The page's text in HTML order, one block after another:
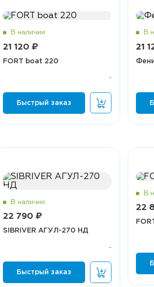
21 120 ₽
FORT boat 220
21
22 790 ₽
SIBRIVER АГУЛ-270 НД
22